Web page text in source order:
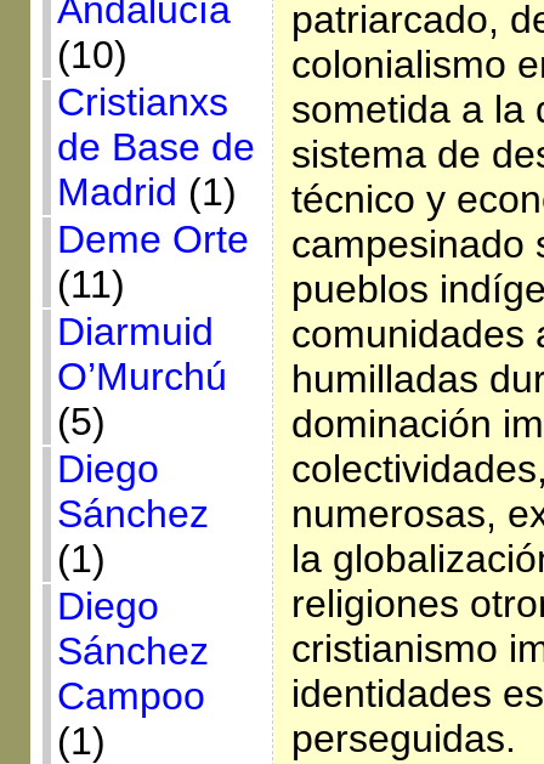
Andalucía
(10)
Cristianxs
de Base de
Madrid (1)
Deme Orte
(11)
Diarmuid
O’Murchú
(5)
Diego
Sánchez
(1)
Diego
Sánchez
Campoo
(1)
patriarcado,
colonialismo
sometida a la
sistema de
técnico y
campesinado
pueblos
comunidades
humilladas
dominación
numerosas,
la
religiones
cristianismo
identidades
perseguidas.